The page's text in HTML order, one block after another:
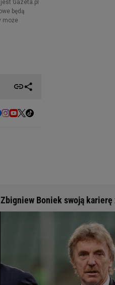
Zbigniew Boniek swoją karierę